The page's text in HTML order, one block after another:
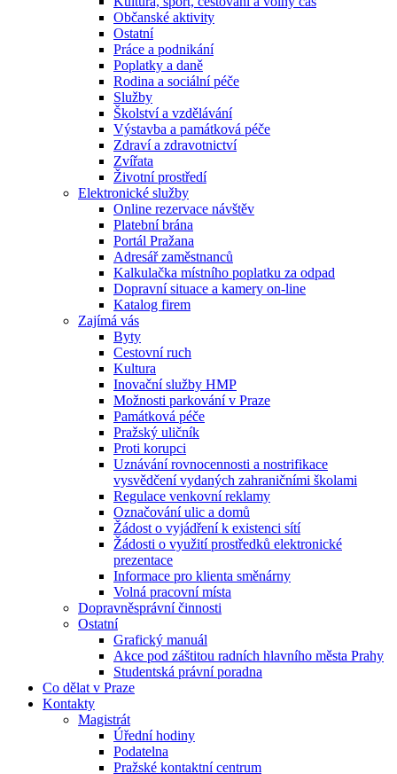
Občanské aktivity
Ostatní
Práce a podnikání
Poplatky a daně
Rodina a sociální péče
Služby
Školství a vzdělávání
Výstavba a památková péče
Zdraví a zdravotnictví
Zvířata
Životní prostředí
Elektronické služby
Online rezervace návštěv
Platební brána
Portál Pražana
Adresář zaměstnanců
Kalkulačka místního poplatku za odpad
Dopravní situace a kamery on-line
Katalog firem
Zajímá vás
Byty
Cestovní ruch
Kultura
Inovační služby HMP
Možnosti parkování v Praze
Památková péče
Pražský uličník
Proti korupci
Uznávání rovnocennosti a nostrifikace
vysvědčení vydaných zahraničními školami
Regulace venkovní reklamy
Označování ulic a domů
Žádost o vyjádření k existenci sítí
Žádosti o využití prostředků elektronické
prezentace
Informace pro klienta směnárny
Volná pracovní místa
Dopravněsprávní činnosti
Ostatní
Grafický manuál
Akce pod záštitou radních hlavního města Prahy
Studentská právní poradna
Co dělat v Praze
Kontakty
Magistrát
Úřední hodiny
Podatelna
Pražské kontaktní centrum